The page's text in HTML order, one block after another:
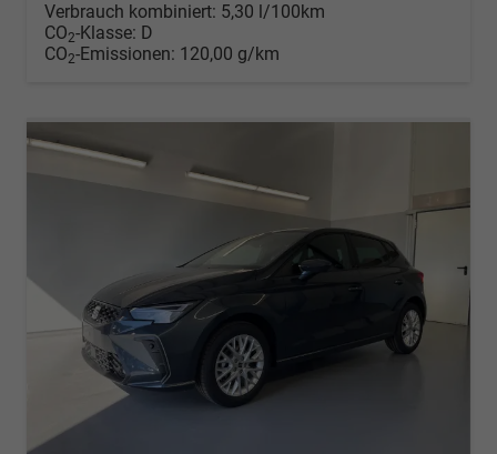
Verbrauch kombiniert: 5,30 l/100km
CO2-Klasse: D
CO2-Emissionen: 120,00 g/km